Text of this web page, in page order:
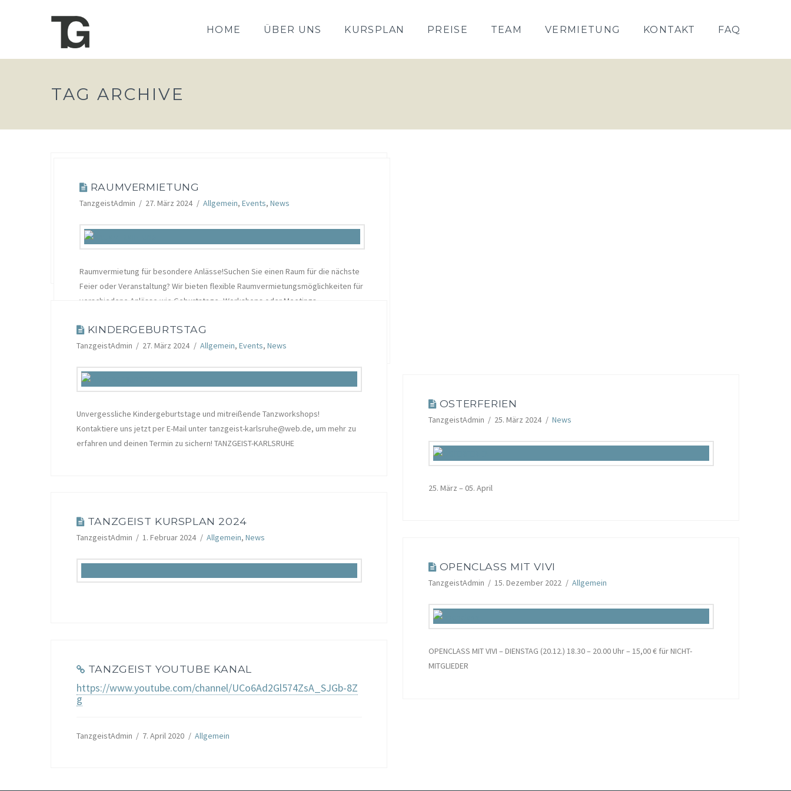
HOME ÜBER UNS KURSPLAN PREISE TEAM VERMIETUNG KONTAKT FAQ
TAG ARCHIVE
KOSTENLOSE PROBESTUNDE
TanzgeistAdmin 27. März 2024 Allgemein
RAUMVERMIETUNG
TanzgeistAdmin 27. März 2024 Allgemein, Events, News
Raumvermietung für besondere Anlässe!Suchen Sie einen Raum für die nächste
Feier oder Veranstaltung? Wir bieten flexible Raumvermietungsmöglichkeiten für
verschiedene Anlässe wie Geburtstage, Workshops oder Meetings.
tanzgeist-karlsruhe@web.de. …Read More
KINDERGEBURTSTAG
TanzgeistAdmin 27. März 2024 Allgemein, Events, News
Unvergessliche Kindergeburtstage und mitreißende Tanzworkshops!
Kontaktiere uns jetzt per E-Mail unter tanzgeist-karlsruhe@web.de, um mehr zu
erfahren und deinen Termin zu sichern! TANZGEIST-KARLSRUHE
OSTERFERIEN
TanzgeistAdmin 25. März 2024 News
25. März – 05. April
TANZGEIST KURSPLAN 2024
TanzgeistAdmin 1. Februar 2024 Allgemein, News
OPENCLASS MIT VIVI
TanzgeistAdmin 15. Dezember 2022 Allgemein
OPENCLASS MIT VIVI – DIENSTAG (20.12.) 18.30 – 20.00 Uhr – 15,00 € für NICHT-
MITGLIEDER
TANZGEIST YOUTUBE KANAL
https://www.youtube.com/channel/UCo6Ad2Gl574ZsA_SJGb-8Z
g
TanzgeistAdmin 7. April 2020 Allgemein